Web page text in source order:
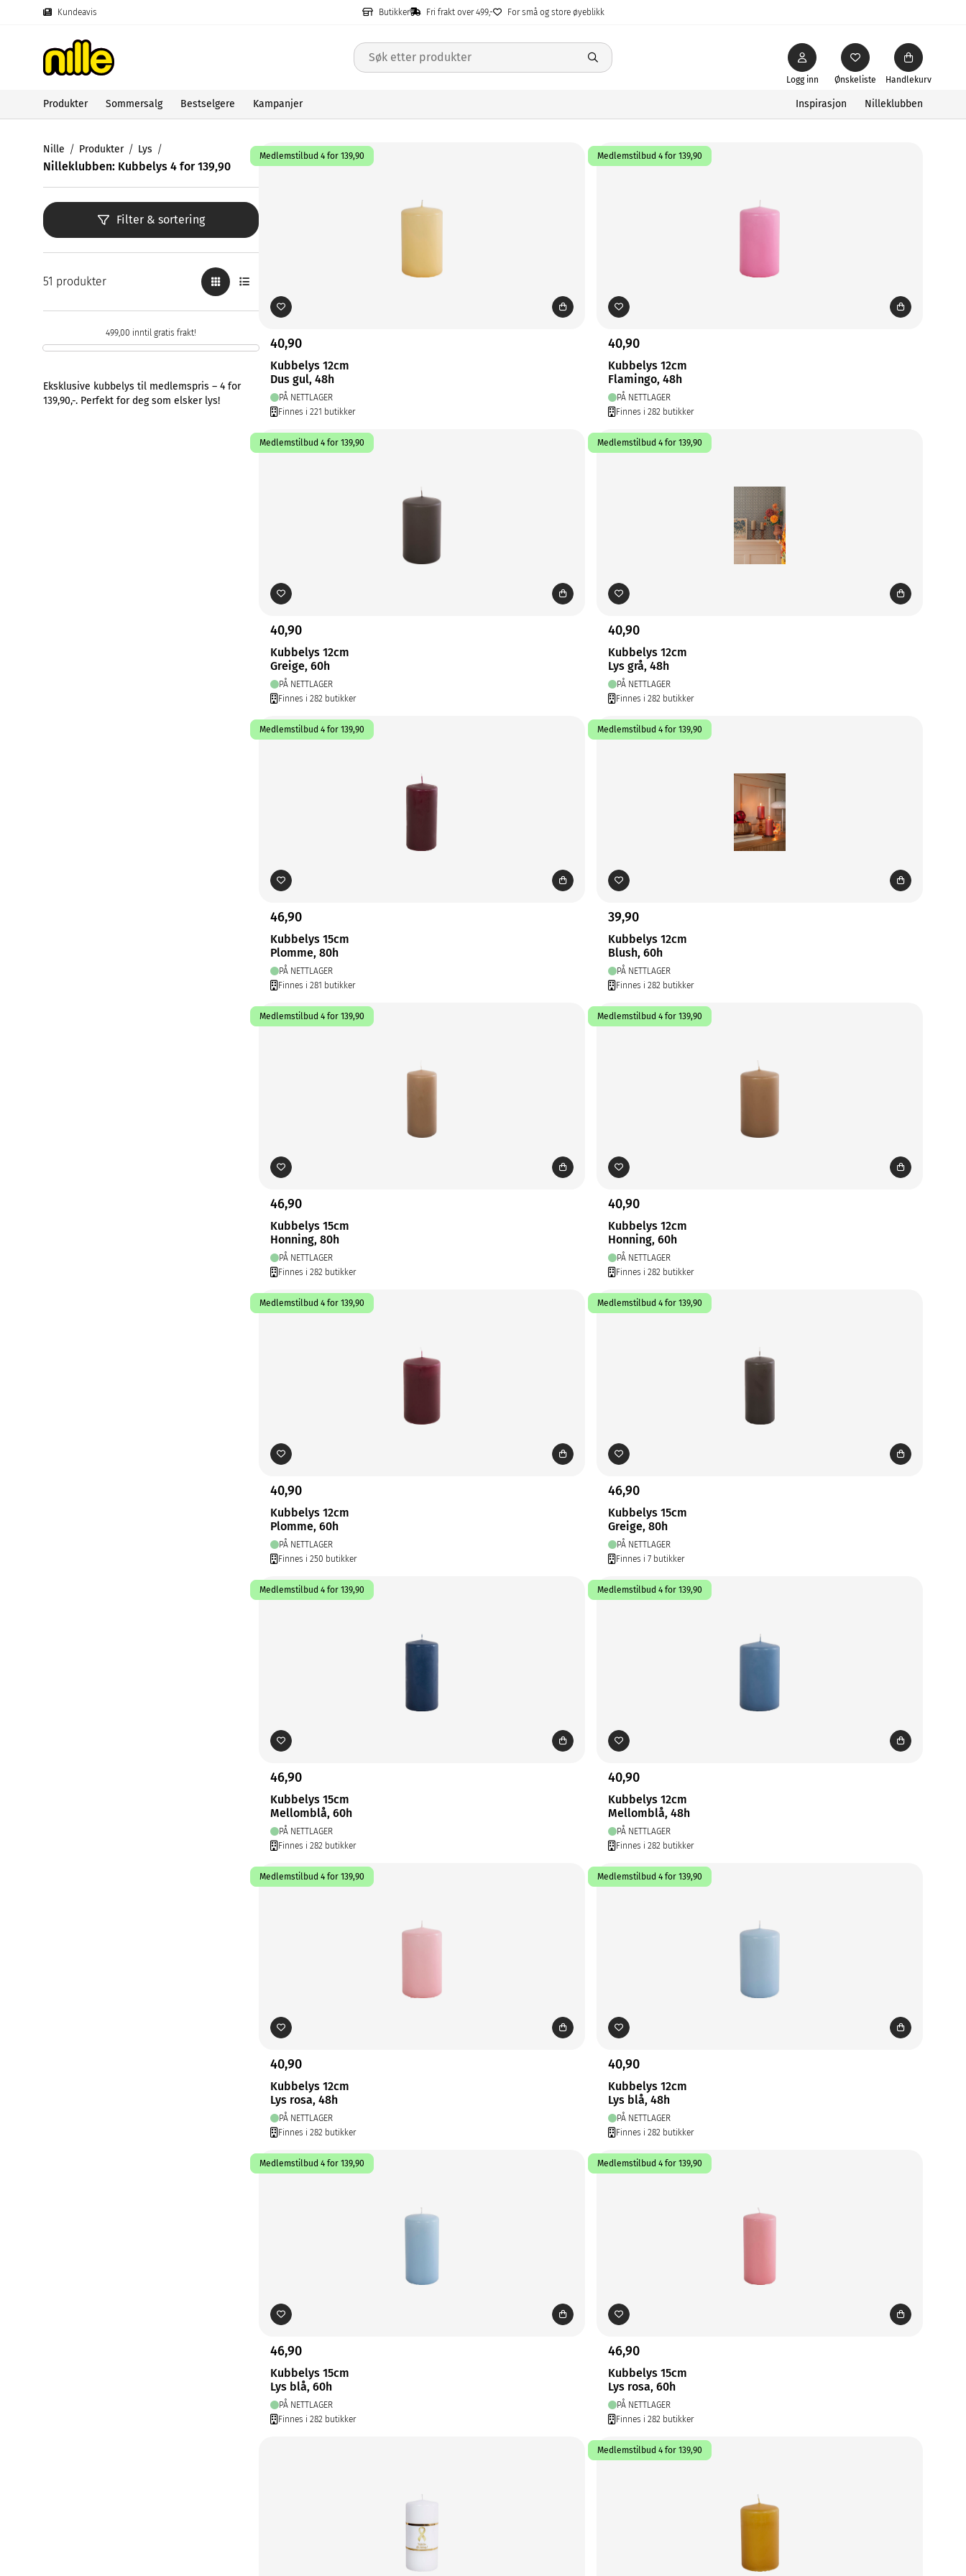
Kundeavis Butikker Fri frakt over 499,- For små og store øyeblikk
Ønskeliste
Logg inn Handlekurv
Produkter Sommersalg Bestselgere Kampanjer Inspirasjon Nilleklubben
Nille Produkter Lys
Nilleklubben: Kubbelys 4 for 139,90
Filter & sortering
51 produkter
499,00 inntil gratis frakt!
Eksklusive kubbelys til medlemspris – 4 for
139,90,-. Perfekt for deg som elsker lys!
Medlemstilbud 4 for 139,90
40,90
Kubbelys 12cm
Dus gul, 48h
PÅ NETTLAGER
Finnes i 221 butikker
Medlemstilbud 4 for 139,90
40,90
Kubbelys 12cm
Flamingo, 48h
PÅ NETTLAGER
Finnes i 282 butikker
Medlemstilbud 4 for 139,90
40,90
Kubbelys 12cm
Greige, 60h
PÅ NETTLAGER
Finnes i 282 butikker
Medlemstilbud 4 for 139,90
40,90
Kubbelys 12cm
Lys grå, 48h
PÅ NETTLAGER
Finnes i 282 butikker
Medlemstilbud 4 for 139,90
46,90
Kubbelys 15cm
Plomme, 80h
PÅ NETTLAGER
Finnes i 281 butikker
Medlemstilbud 4 for 139,90
39,90
Kubbelys 12cm
Blush, 60h
PÅ NETTLAGER
Finnes i 282 butikker
Medlemstilbud 4 for 139,90
46,90
Kubbelys 15cm
Honning, 80h
PÅ NETTLAGER
Finnes i 282 butikker
Medlemstilbud 4 for 139,90
40,90
Kubbelys 12cm
Honning, 60h
PÅ NETTLAGER
Finnes i 282 butikker
Medlemstilbud 4 for 139,90
40,90
Kubbelys 12cm
Plomme, 60h
PÅ NETTLAGER
Finnes i 250 butikker
Medlemstilbud 4 for 139,90
46,90
Kubbelys 15cm
Greige, 80h
PÅ NETTLAGER
Finnes i 7 butikker
Medlemstilbud 4 for 139,90
46,90
Kubbelys 15cm
Mellomblå, 60h
PÅ NETTLAGER
Finnes i 282 butikker
Medlemstilbud 4 for 139,90
40,90
Kubbelys 12cm
Mellomblå, 48h
PÅ NETTLAGER
Finnes i 282 butikker
Medlemstilbud 4 for 139,90
40,90
Kubbelys 12cm
Lys rosa, 48h
PÅ NETTLAGER
Finnes i 282 butikker
Medlemstilbud 4 for 139,90
40,90
Kubbelys 12cm
Lys blå, 48h
PÅ NETTLAGER
Finnes i 282 butikker
Medlemstilbud 4 for 139,90
46,90
Kubbelys 15cm
Lys blå, 60h
PÅ NETTLAGER
Finnes i 282 butikker
Medlemstilbud 4 for 139,90
46,90
Kubbelys 15cm
Lys rosa, 60h
PÅ NETTLAGER
Finnes i 282 butikker
Medlemstilbud 4 for 139,90